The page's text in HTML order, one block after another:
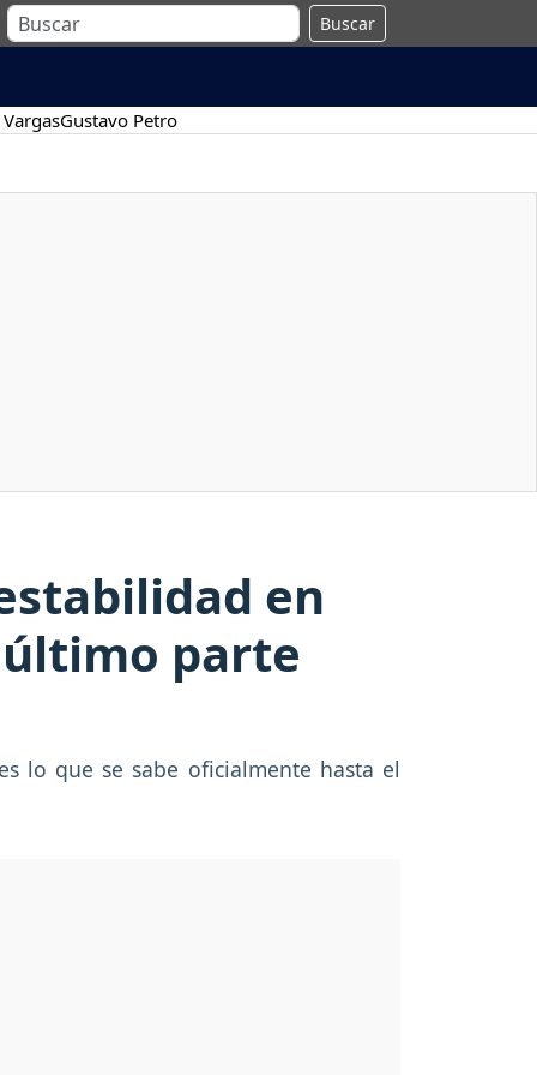
Buscar
Gustavo Petro
en
último parte
lo que se sabe oficialmente hasta el